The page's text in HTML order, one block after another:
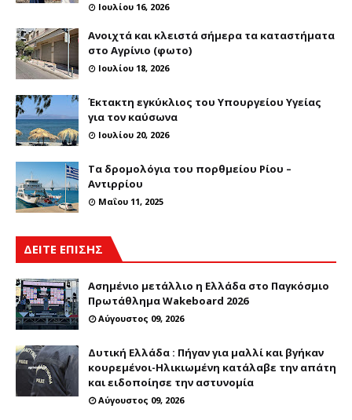
Ιουλίου 16, 2026
Ανοιχτά και κλειστά σήμερα τα καταστήματα
στο Αγρίνιο (φωτο)
Ιουλίου 18, 2026
Έκτακτη εγκύκλιος του Υπουργείου Υγείας
για τον καύσωνα
Ιουλίου 20, 2026
Τα δρομολόγια του πορθμείου Ρίου –
Αντιρρίου
Μαΐου 11, 2025
ΔΕΙΤΕ ΕΠΙΣΗΣ
Ασημένιο μετάλλιο η Ελλάδα στο Παγκόσμιο
Πρωτάθλημα Wakeboard 2026
Αύγουστος 09, 2026
Δυτική Ελλάδα : Πήγαν για μαλλί και βγήκαν
κουρεμένοι-Ηλικιωμένη κατάλαβε την απάτη
και ειδοποίησε την αστυνομία
Αύγουστος 09, 2026